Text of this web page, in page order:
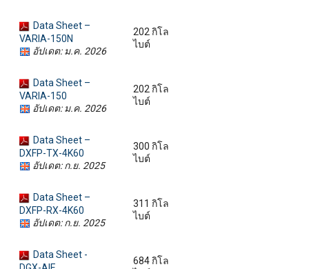
Data Sheet –
VARIA-150N
อัปเดต: ม.ค. 2026
202 กิโล
ไบต์
Data Sheet –
VARIA-150
อัปเดต: ม.ค. 2026
202 กิโล
ไบต์
Data Sheet –
DXFP-TX-4K60
อัปเดต: ก.ย. 2025
300 กิโล
ไบต์
Data Sheet –
DXFP-RX-4K60
อัปเดต: ก.ย. 2025
311 กิโล
ไบต์
Data Sheet -
684 กิโล